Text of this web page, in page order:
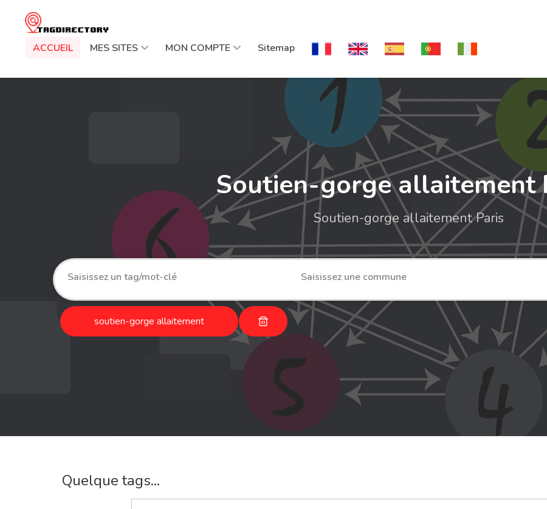
ACCUEIL MES SITES MON COMPTE Sitemap
Soutien-gorge allaitement
Soutien-gorge allaitement Paris
soutien-gorge allaitement
Quelque tags...